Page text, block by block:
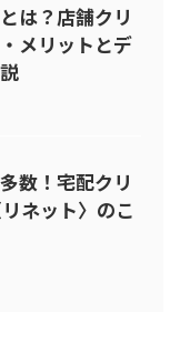
は？店舗クリ
メリットとデ
数！宅配クリ
ネット〉のこ